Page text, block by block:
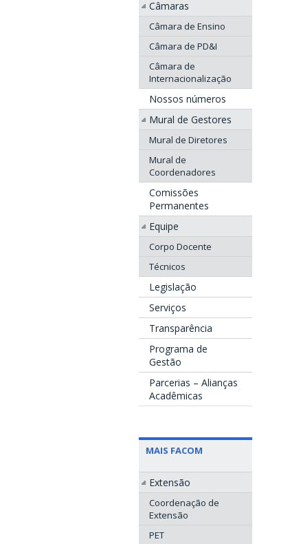
Câmaras
Câmara de Ensino
Câmara de PD&I
Câmara de
Internacionalização
Nossos números
Mural de Gestores
Mural de Diretores
Mural de
Coordenadores
Comissões
Permanentes
Equipe
Corpo Docente
Técnicos
Legislação
Serviços
Transparência
Programa de
Gestão
Parcerias – Alianças
Acadêmicas
MAIS FACOM
Extensão
Coordenação de
Extensão
PET